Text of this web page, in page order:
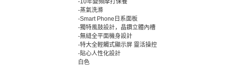
-10年變頻摩打保養
-蒸氣洗滌
-Smart Phone日系面板
-獨特風鼓設計，晶鑽立體內槽
-無縫全平面機身設計
-特大全輕觸式顯示屏 靈活操控
-貼心人性化設計
白色